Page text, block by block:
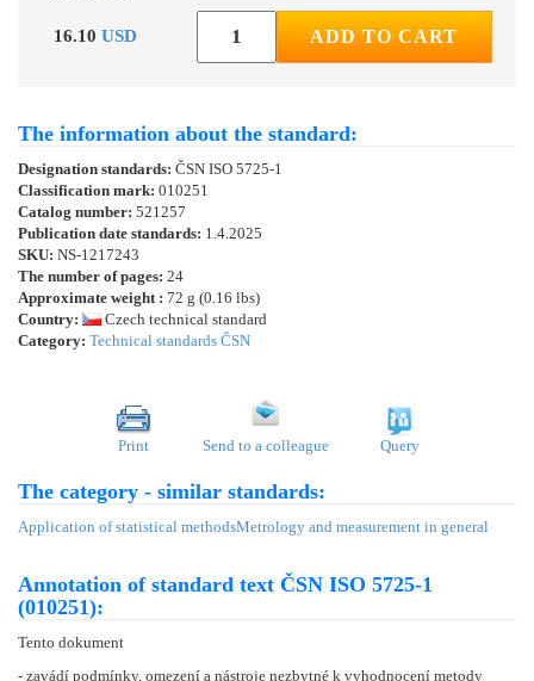
16.10 USD ADD TO CART
The information about the standard:
Designation standards: ČSN ISO 5725-1
Classification mark: 010251
Catalog number: 521257
Publication date standards: 1.4.2025
SKU: NS-1217243
The number of pages: 24
Approximate weight : 72 g (0.16 lbs)
Country:
Czech technical standard
Category: Technical standards ČSN
Print Send to a colleague Query
The category - similar standards:
Application of statistical methodsMetrology and measurement in general
Annotation of standard text ČSN ISO 5725-1
(010251):
Tento dokument
- zavádí podmínky, omezení a nástroje nezbytné k vyhodnocení metody